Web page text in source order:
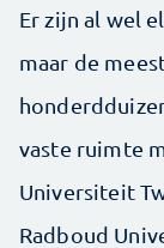
Er zijn al wel
maar de
vaste ruimte
Universiteit
Radboud